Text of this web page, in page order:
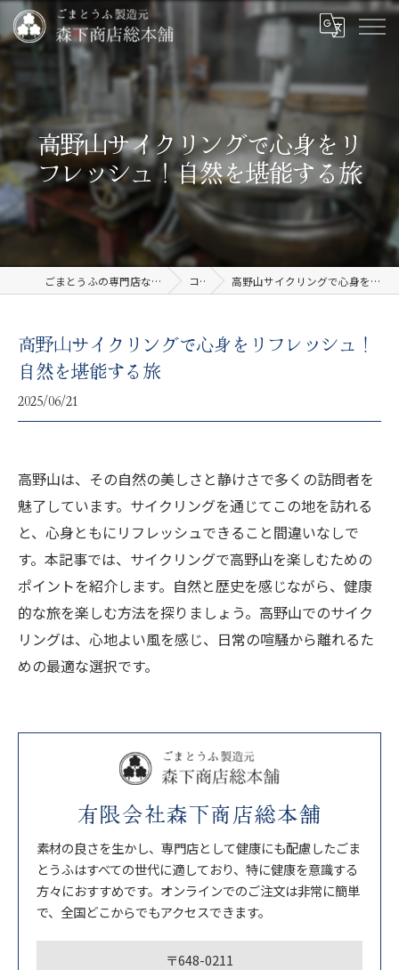
高野山サイクリングで心身をリ
フレッシュ！自然を堪能する旅
ごまとうふの専門店なら有限会社森下商店総本舗 コラム 高野山サイクリングで心身をリフレッシュ！自然を堪能する旅
高野山サイクリングで心身をリフレッシュ！
自然を堪能する旅
2025/06/21
高野山は、その自然の美しさと静けさで多くの訪問者を
魅了しています。サイクリングを通じてこの地を訪れる
と、心身ともにリフレッシュできること間違いなしで
す。本記事では、サイクリングで高野山を楽しむための
ポイントを紹介します。自然と歴史を感じながら、健康
的な旅を楽しむ方法を探りましょう。高野山でのサイク
リングは、心地よい風を感じ、日常の喧騒から離れるた
めの最適な選択です。
有限会社森下商店総本舗
素材の良さを生かし、専門店として健康にも配慮したごま
とうふはすべての世代に適しており、特に健康を意識する
方々におすすめです。オンラインでのご注文は非常に簡単
で、全国どこからでもアクセスできます。
〒648-0211